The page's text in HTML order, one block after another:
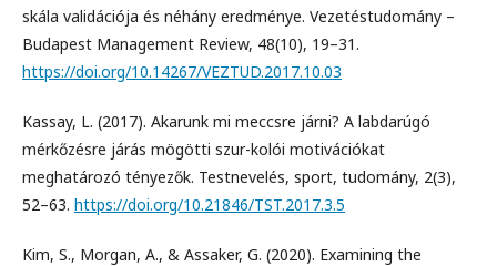
skála validációja és néhány eredménye. Vezetéstudomány –
Budapest Management Review, 48(10), 19–31.
https://doi.org/10.14267/VEZTUD.2017.10.03
Kassay, L. (2017). Akarunk mi meccsre járni? A labdarúgó
mérkőzésre járás mögötti szur-kolói motivációkat
meghatározó tényezők. Testnevelés, sport, tudomány, 2(3),
52–63. https://doi.org/10.21846/TST.2017.3.5
Kim, S., Morgan, A., & Assaker, G. (2020). Examining the